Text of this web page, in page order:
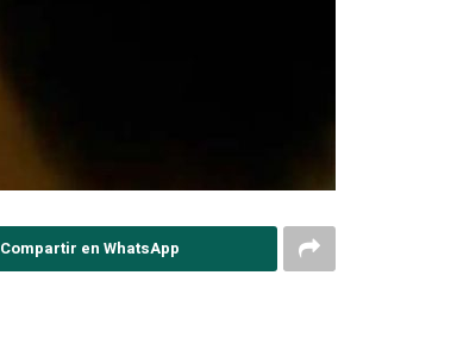
Compartir en WhatsApp